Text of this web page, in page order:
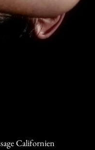
Californien